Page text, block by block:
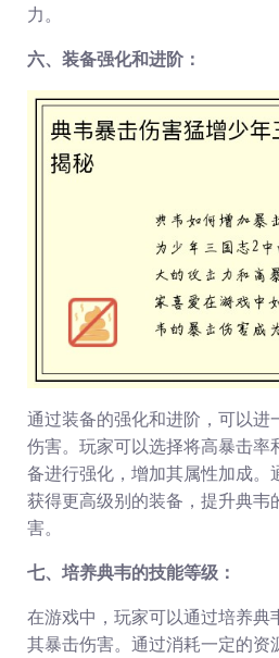
力。
六、装备强化和进阶：
通过装备的强化和进阶，可以进
伤害。玩家可以选择将高暴击率
备进行强化，增加其属性加成。
获得更高级别的装备，提升典韦
害。
七、培养典韦的技能等级：
在游戏中，玩家可以通过培养典
其暴击伤害。通过消耗一定的资